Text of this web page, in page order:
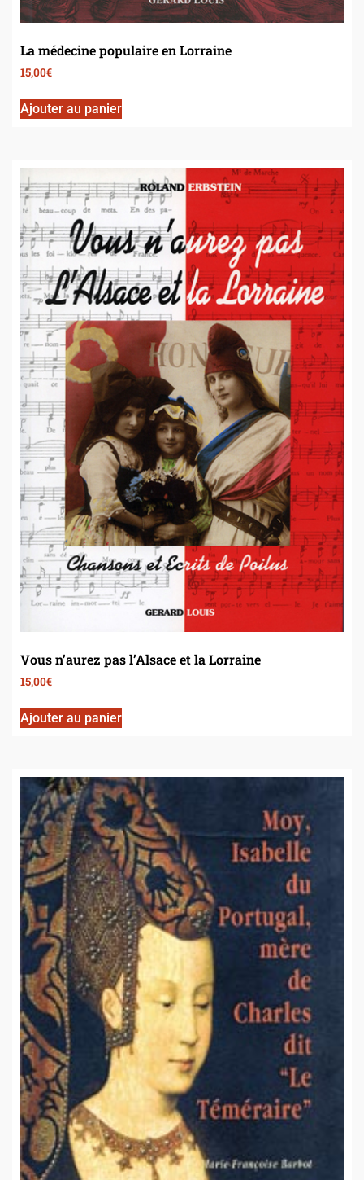
La médecine populaire en Lorraine
15,00€
Ajouter au panier
Vous n’aurez pas l’Alsace et la Lorraine
15,00€
Ajouter au panier